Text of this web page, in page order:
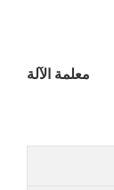
معلمة الآلة